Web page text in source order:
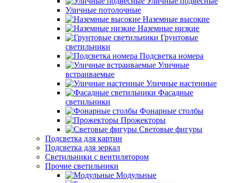
Уличные потолочные
Наземные высокие
Наземные низкие
Грунтовые
светильники
Подсветка номера
Уличные
встраиваемые
Уличные настенные
Фасадные
светильники
Фонарные столбы
Прожекторы
Световые фигуры
Подсветка для картин
Подсветка для зеркал
Светильники с вентилятором
Прочие светильники
Модульные